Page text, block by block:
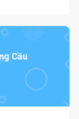
Cầu